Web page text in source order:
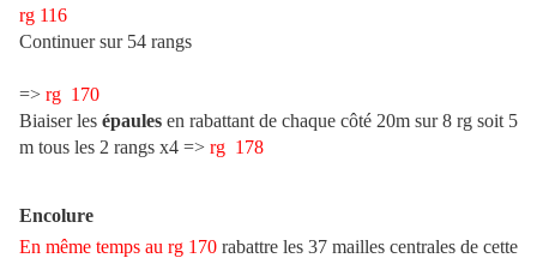
rg 116
Continuer sur 54 rangs
=> rg 170
Biaiser les épaules en rabattant de chaque côté 20m sur 8 rg soit 5
m tous les 2 rangs x4 => rg 178
Encolure
En même temps au rg 170 rabattre les 37 mailles centrales de cette